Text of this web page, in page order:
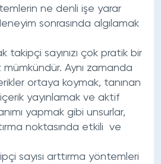
ne denli işe yarar
sonrasında algılamak
takipçi sayınızı çok pratik bir
mümkündür. Aynı zamanda
ortaya koymak, tanınan
içerik yayınlamak ve aktif
yapmak gibi unsurlar,
noktasında etkili ve
sayısı arttırma yöntemleri